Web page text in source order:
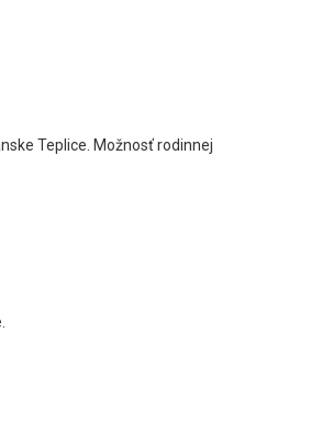
Teplice. Možnosť rodinnej